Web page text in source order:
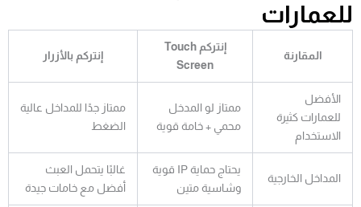
للعمارات
المقارنة
إنتركم Touch
Screen
إنتركم بالأزرار
الأفضل
للعمارات كثيرة
الاستخدام
ممتاز لو المدخل
محمي + خامة قوية
ممتاز جدًا للمداخل عالية
الضغط
المداخل الخارجية
يحتاج حماية IP قوية
وشاسية متين
غالبًا يتحمل العبث
أفضل مع خامات جيدة